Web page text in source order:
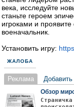
века, исследуйте
станьте героем
игроками и
военачальник.
Установить игру:
ЖАЛОБА
Реклама
Обзор